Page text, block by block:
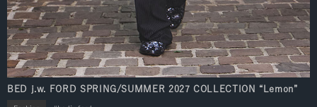
BED j.w. FORD SPRING/SUMMER 2027 COLLECTION “Lemon”